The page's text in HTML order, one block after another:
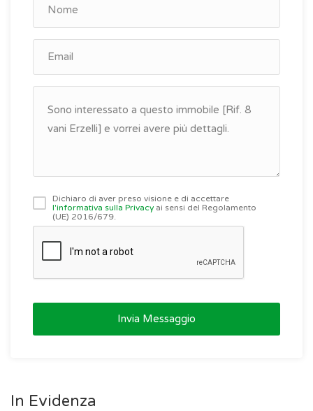
Dichiaro di aver preso visione e di accettare
l'informativa sulla Privacy ai sensi del Regolamento
(UE) 2016/679.
Invia Messaggio
In Evidenza